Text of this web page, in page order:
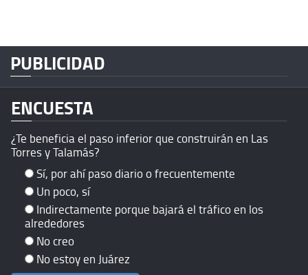
PUBLICIDAD
ENCUESTA
¿Te beneficia el paso inferior que construirán en Las
Torres y Talamás?
Sí, por ahí paso diario o frecuentemente
Un poco, sí
Indirectamente porque bajará el tráfico en los
alrededores
No creo
No estoy en Juárez